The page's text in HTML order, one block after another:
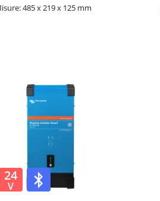
485 x 219 x 125 mm
24
V